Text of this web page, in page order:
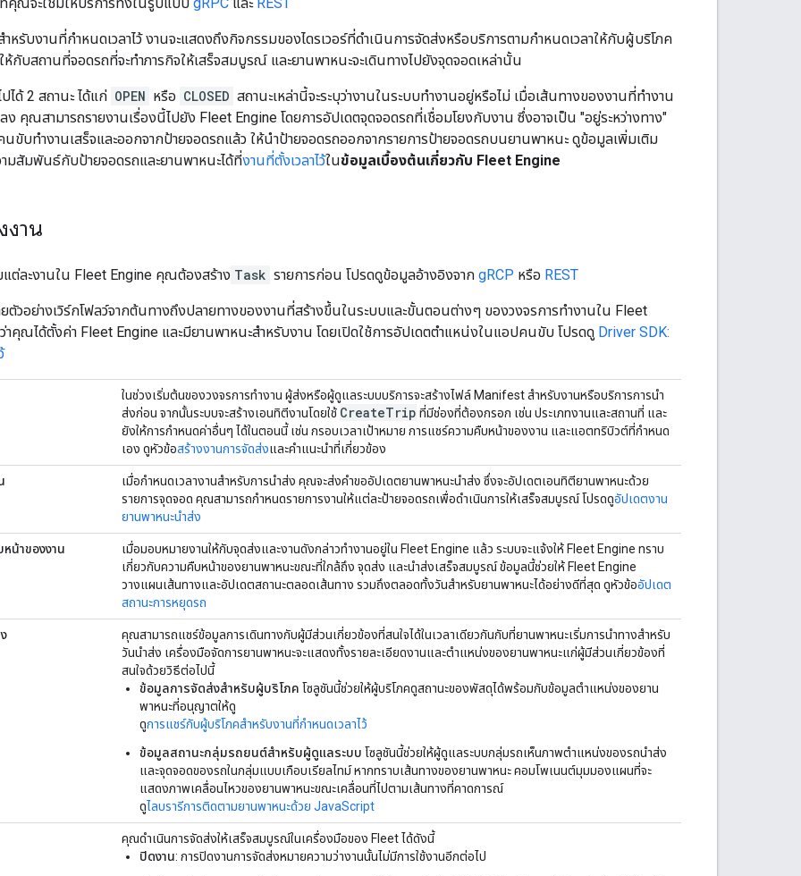
ำหรับงานที่กำหนดเวลาไว้ งานจะแสดงถึงกิจกรรมของไดรเวอร์ที่ดำเนินการจัดส่งหรือบริการตามกำหนดเวลาให้กับผู้บริโภค
กับสถานที่จอดรถที่จะทำภารกิจให้เสร็จสมบูรณ์ และยานพาหนะจะเดินทางไปยังจุดจอดเหล่านั้น
ได้ 2 สถานะ ได้แก่ OPEN หรือ CLOSED สถานะเหล่านี้จะระบุว่างานในระบบทำงานอยู่หรือไม่ เมื่อเส้นทางของงานที่ทำงาน
ง คุณสามารถรายงานเรื่องนี้ไปยัง Fleet Engine โดยการอัปเดตจุดจอดรถที่เชื่อมโยงกับงาน ซึ่งอาจเป็น "อยู่ระหว่างทาง"
คนขับทำงานเสร็จและออกจากป้ายจอดรถแล้ว ให้นำป้ายจอดรถออกจากรายการป้ายจอดรถบนยานพาหนะ ดูข้อมูลเพิ่มเติม
ามสัมพันธ์กับป้ายจอดรถและยานพาหนะได้ที่งานที่ตั้งเวลาไว้ในข้อมูลเบื้องต้นเกี่ยวกับ Fleet Engine
งาน
แต่ละงานใน Fleet Engine คุณต้องสร้าง Task รายการก่อน โปรดดูข้อมูลอ้างอิงจาก gRCP หรือ REST
ยตัวอย่างเวิร์กโฟลว์จากต้นทางถึงปลายทางของงานที่สร้างขึ้นในระบบและขั้นตอนต่างๆ ของวงจรการทำงานใน Fleet
ว่าคุณได้ตั้งค่า Fleet Engine และมียานพาหนะสำหรับงาน โดยเปิดใช้การอัปเดตตำแหน่งในแอปคนขับ โปรดดู Driver SDK:
ในช่วงเริ่มต้นของวงจรการทำงาน ผู้ส่งหรือผู้ดูแลระบบบริการจะสร้างไฟล์ Manifest สำหรับงานหรือบริการการนำ
ส่งก่อน จากนั้นระบบจะสร้างเอนทิตีงานโดยใช้ CreateTrip ที่มีช่องที่ต้องกรอก เช่น ประเภทงานและสถานที่ และ
ยังให้การกำหนดค่าอื่นๆ ได้ในตอนนี้ เช่น กรอบเวลาเป้าหมาย การแชร์ความคืบหน้าของงาน และแอตทริบิวต์ที่กำหนด
เอง ดูหัวข้อสร้างงานการจัดส่งและคำแนะนำที่เกี่ยวข้อง
เมื่อกำหนดเวลางานสำหรับการนำส่ง คุณจะส่งคำขออัปเดตยานพาหนะนำส่ง ซึ่งจะอัปเดตเอนทิตียานพาหนะด้วย
รายการจุดจอด คุณสามารถกำหนดรายการงานให้แต่ละป้ายจอดรถเพื่อดำเนินการให้เสร็จสมบูรณ์ โปรดดูอัปเดตงาน
ยานพาหนะนำส่ง
หน้าของงาน
เมื่อมอบหมายงานให้กับจุดส่งและงานดังกล่าวทำงานอยู่ใน Fleet Engine แล้ว ระบบจะแจ้งให้ Fleet Engine ทราบ
เกี่ยวกับความคืบหน้าของยานพาหนะขณะที่ใกล้ถึง จุดส่ง และนำส่งเสร็จสมบูรณ์ ข้อมูลนี้ช่วยให้ Fleet Engine
วางแผนเส้นทางและอัปเดตสถานะตลอดเส้นทาง รวมถึงตลอดทั้งวันสำหรับยานพาหนะได้อย่างดีที่สุด ดูหัวข้ออัปเดต
สถานะการหยุดรถ
คุณสามารถแชร์ข้อมูลการเดินทางกับผู้มีส่วนเกี่ยวข้องที่สนใจได้ในเวลาเดียวกันกับที่ยานพาหนะเริ่มการนำทางสำหรับ
วันนำส่ง เครื่องมือจัดการยานพาหนะจะแสดงทั้งรายละเอียดงานและตำแหน่งของยานพาหนะแก่ผู้มีส่วนเกี่ยวข้องที่
สนใจด้วยวิธีต่อไปนี้
ข้อมูลการจัดส่งสำหรับผู้บริโภค โซลูชันนี้ช่วยให้ผู้บริโภคดูสถานะของพัสดุได้พร้อมกับข้อมูลตำแหน่งของยาน
พาหนะที่อนุญาตให้ดู
ดูการแชร์กับผู้บริโภคสำหรับงานที่กำหนดเวลาไว้
ข้อมูลสถานะกลุ่มรถยนต์สำหรับผู้ดูแลระบบ โซลูชันนี้ช่วยให้ผู้ดูแลระบบกลุ่มรถเห็นภาพตำแหน่งของรถนำส่ง
และจุดจอดของรถในกลุ่มแบบเกือบเรียลไทม์ หากทราบเส้นทางของยานพาหนะ คอมโพเนนต์มุมมองแผนที่จะ
แสดงภาพเคลื่อนไหวของยานพาหนะขณะเคลื่อนที่ไปตามเส้นทางที่คาดการณ์
ดูไลบรารีการติดตามยานพาหนะด้วย JavaScript
คุณดำเนินการจัดส่งให้เสร็จสมบูรณ์ในเครื่องมือของ Fleet ได้ดังนี้
ปิดงาน: การปิดงานการจัดส่งหมายความว่างานนั้นไม่มีการใช้งานอีกต่อไป